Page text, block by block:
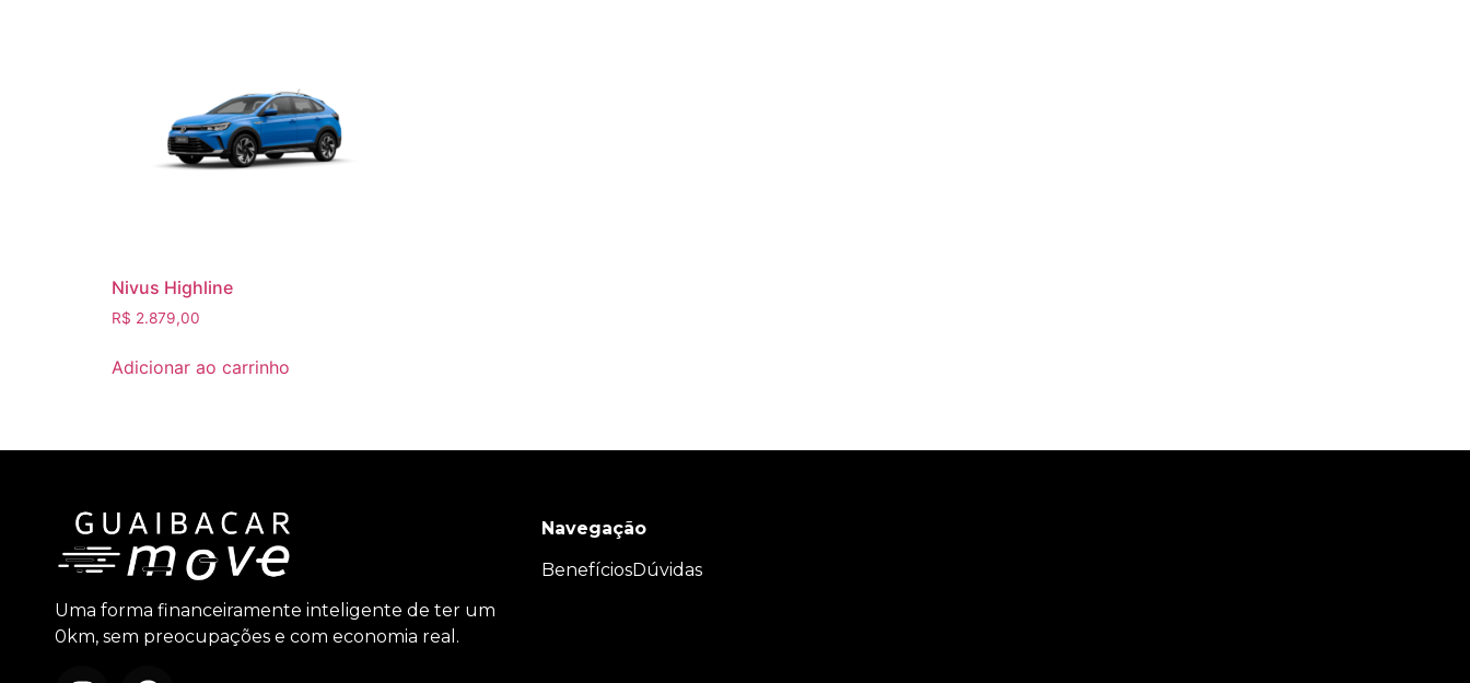
Nivus Highline
R$ 2.879,00
Adicionar ao carrinho
Uma forma financeiramente inteligente de ter um
0km, sem preocupações e com economia real.
Navegação
BenefíciosDúvidas